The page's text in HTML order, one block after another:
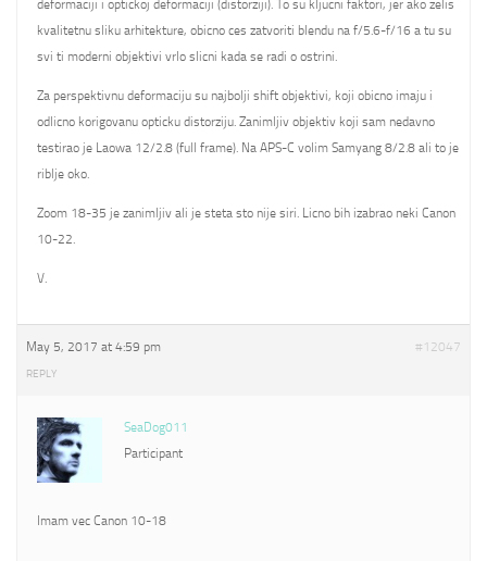
deformaciji i optickoj deformaciji (distorziji). To su kljucni faktori, jer ako zelis
kvalitetnu sliku arhitekture, obicno ces zatvoriti blendu na f/5.6-f/16 a tu su
svi ti moderni objektivi vrlo slicni kada se radi o ostrini.
Za perspektivnu deformaciju su najbolji shift objektivi, koji obicno imaju i
odlicno korigovanu opticku distorziju. Zanimljiv objektiv koji sam nedavno
testirao je Laowa 12/2.8 (full frame). Na APS-C volim Samyang 8/2.8 ali to je
riblje oko.
Zoom 18-35 je zanimljiv ali je steta sto nije siri. Licno bih izabrao neki Canon
10-22.
V.
May 5, 2017 at 4:59 pm #12047
REPLY
SeaDog011
Participant
Imam vec Canon 10-18